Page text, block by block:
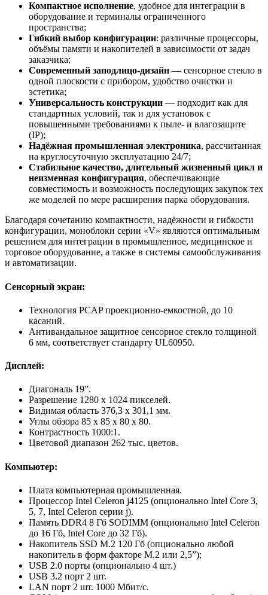
Компактное исполнение, удобное для интеграции в
оборудование и терминалы ограниченного
пространства;
Гибкий выбор конфигурации: различные процессоры,
объёмы памяти и накопителей в зависимости от задач
заказчика;
Современный заподлицо-дизайн — сенсорное стекло в
одной плоскости с прибором, удобство очистки и
эстетика;
Универсальность конструкции — подходит как для
стандартных условий, так и для установок с
повышенными требованиями к пыле- и влагозащите
(IP);
Надёжная промышленная электроника, рассчитанная
на круглосуточную эксплуатацию 24/7;
Стабильное качество, длительный жизненный цикл и
неизменная конфигурация, обеспечивающие
совместимость и возможность последующих закупок тех
же моделей по мере расширения парка оборудования.
Благодаря сочетанию компактности, надёжности и гибкости
конфигурации, моноблоки серии «V» являются оптимальным
решением для интеграции в промышленное, медицинское и
торговое оборудование, а также в системы самообслуживания
и автоматизации.
Сенсорный экран:
Технология PCAP проекционно-емкостной, до 10
касаний.
Антивандальное защитное сенсорное стекло толщиной
6 мм, соответствует стандарту UL60950.
Дисплей:
Диагональ 19”.
Разрешение 1280 x 1024 пикселей.
Видимая область 376,3 х 301,1 мм.
Углы обзора 85 х 85 х 80 х 80.
Контрастность 1000:1.
Цветовой диапазон 262 тыс. цветов.
Компьютер:
Плата компьютерная промышленная.
Процессор Intel Celeron j4125 (опционально Intel Core 3,
5, 7, Intel Celeron серии j).
Память DDR4 8 Гб SODIMM (опционально Intel Celeron
до 16 Гб, Intel Core до 32 Гб).
Накопитель SSD M.2 120 Гб (опционально любой
накопитель в форм факторе M.2 или 2,5”);
USB 2.0 порты (опционально 4 шт.)
USB 3.2 порт 2 шт.
LAN порт 2 шт. 1000 Мбит/с.